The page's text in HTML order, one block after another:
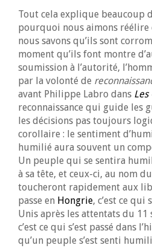
Tout cela explique beaucoup
pourquoi nous aimons réélire
nous savons qu’ils sont
moment qu’ils font montre
soumission à l’autorité,
par la volonté de
avant Philippe Labro dans Les
reconnaissance qui guide les
les décisions pas toujours
corollaire : le sentiment
humilié aura souvent un
Un peuple qui se sentira
à sa tête, et ceux-ci, au nom
toucheront rapidement aux
passe en Hongrie, c’est ce qui
Unis après les attentats du 11
c’est ce qui s’est passé dans
qu’un peuple s’est senti